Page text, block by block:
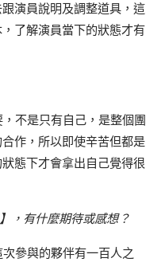
演員說明及調整道具，這
了解演員當下的狀態才有
不是只有自己，是整個團
作，所以即使辛苦但都是
態下才會拿出自己覺得很
，有什麼期待或感想？
參與的夥伴有一百人之